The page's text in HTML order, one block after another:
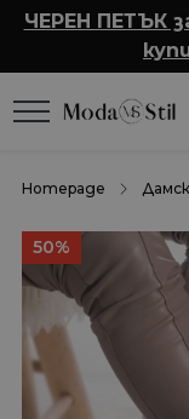
ЧЕРЕН ПЕТЪК
Homepage
50%